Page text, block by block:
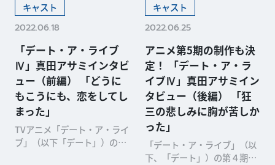
キャスト
2022.06.18
「デート・ア・ライブ
Ⅳ」真田アサミインタビ
ュー（前編） 「どうに
もこうにも、恋をしてし
まった」
TVアニメ「デート・ア・ライ
ブ」（以下「デート」）の第
キャスト
2022.06.25
アニメ第5期の制作も決
定！ 「デート・ア・ラ
イブⅣ」真田アサミイン
タビュー（後編） 「狂
三の悲しみに胸が苦しか
った」
「デート・ア・ライブ」（以
下、「デート」）の第４期